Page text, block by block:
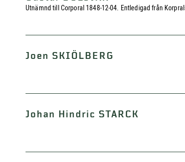
Utnämnd till Corporal 1848-12-04. Entledigad från
Joen SKIÖLBERG
Johan Hindric STARCK